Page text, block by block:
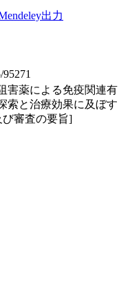
出力
害薬による免疫関連有
索と治療効果に及ぼす
審査の要旨]